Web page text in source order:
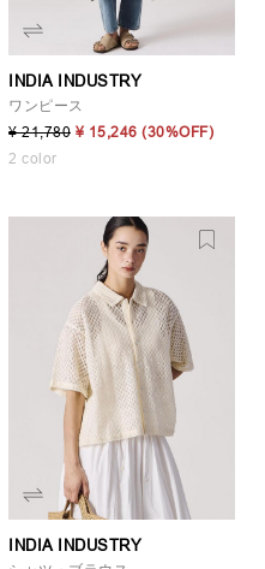
INDIA INDUSTRY
ワンピース
¥ 21,780 ¥ 15,246 (30%OFF)
2 color
INDIA INDUSTRY